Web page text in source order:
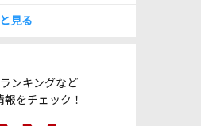
見る
ンキングなど
をチェック！